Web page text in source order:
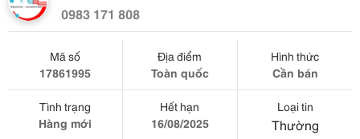
0983 171 808
Mã số
17861995
Địa điểm
Toàn quốc
Hình thức
Cần bán
Tình trạng
Hàng mới
Hết hạn
16/08/2025
Loại tin
Thường